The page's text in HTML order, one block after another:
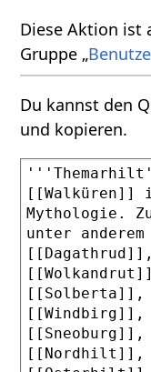
Diese Aktion ist
Gruppe „
Du kannst den
und kopieren.